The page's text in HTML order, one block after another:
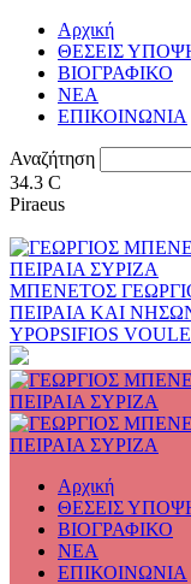
Αρχική
ΘΕΣΕΙΣ
ΒΙΟΓΡΑΦΙΚΟ
ΝΕΑ
ΕΠΙΚΟΙΝΩΝΙΑ
Αναζήτηση
34.3 C
Piraeus
ΜΠΕΝΕΤΟΣ
ΠΕΙΡΑΙΑ ΚΑΙ ΝΗΣΩΝ
YPOPSIFIOS
Αρχική
ΘΕΣΕΙΣ
ΒΙΟΓΡΑΦΙΚΟ
ΝΕΑ
ΕΠΙΚΟΙΝΩΝΙΑ